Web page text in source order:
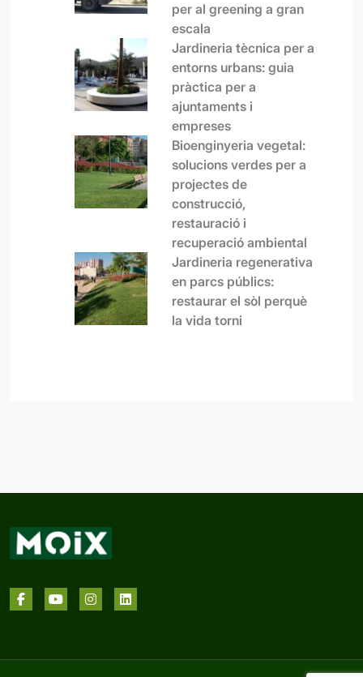
per al greening a gran
escala
Jardineria tècnica per a
entorns urbans: guia
pràctica per a
ajuntaments i
empreses
Bioenginyeria vegetal:
solucions verdes per a
projectes de
construcció,
restauració i
recuperació ambiental
Jardineria regenerativa
en parcs públics:
restaurar el sòl perquè
la vida torni